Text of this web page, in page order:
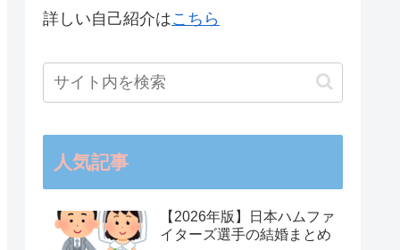
詳しい自己紹介はこちら
人気記事
【2026年版】日本ハムファ
イターズ選手の結婚まとめ